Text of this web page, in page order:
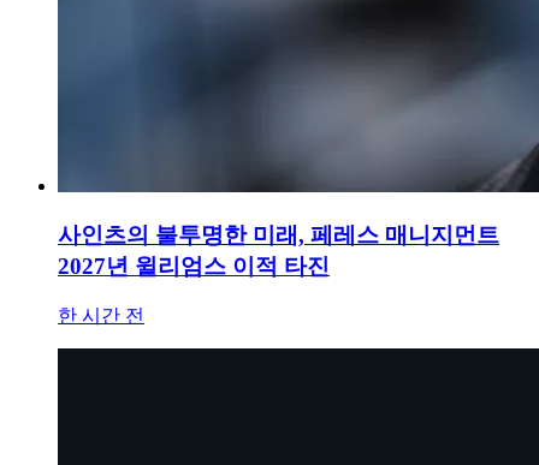
사인츠의 불투명한 미래, 페레스 매니지먼트
2027년 윌리엄스 이적 타진
한 시간 전